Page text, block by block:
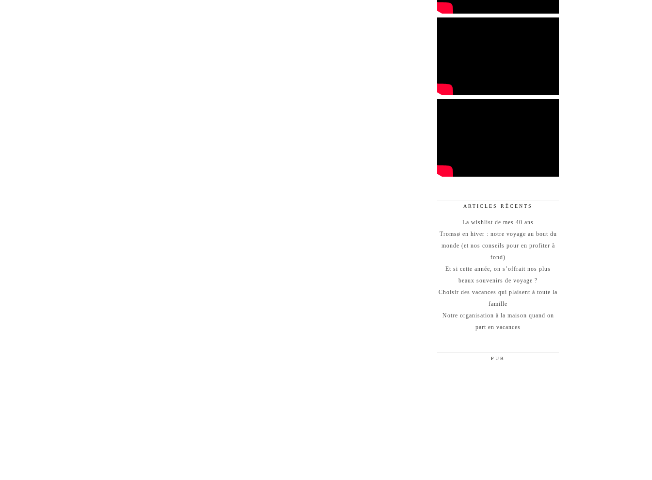
ARTICLES RÉCENTS
La wishlist de mes 40 ans
Tromsø en hiver : notre voyage au bout du
monde (et nos conseils pour en profiter à
fond)
Et si cette année, on s’offrait nos plus
beaux souvenirs de voyage ?
Choisir des vacances qui plaisent à toute la
famille
Notre organisation à la maison quand on
part en vacances
PUB